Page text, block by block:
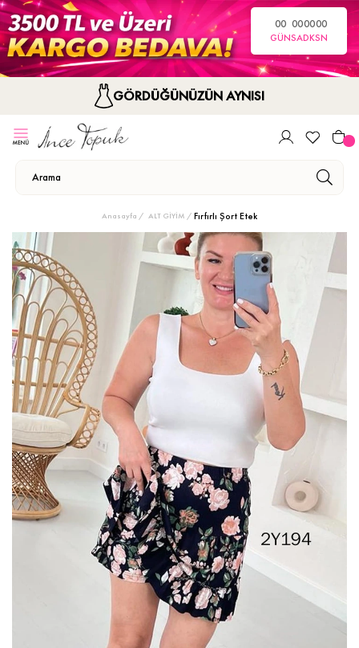
00
GÜN
00
SA
00
DK
00
SN
GÖRDÜĞÜNÜZÜN AYNISI
Anasayfa ALT GİYİM Fırfırlı Şort Etek